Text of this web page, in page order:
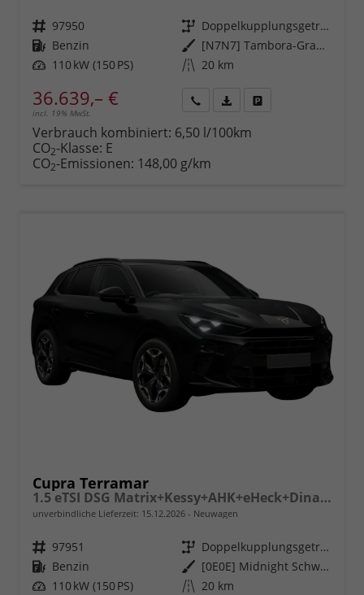
Fahrzeugnr. 97950 Getriebe
Doppelkupplungsgetriebe (DSG)
Kraftstoff Benzin Außenfarbe
[N7N7] Tambora-Grau Metallic
Leistung 110 kW (150 PS) Kilometerstand 20 km
36.639,– €
incl. 19% MwSt.
anfordern
Datei,
Verbrauch kombiniert: 6,50 l/100km
CO2-Klasse: E
CO2-Emissionen: 148,00 g/km
Cupra Terramar
1.5 eTSI DSG Matrix+Kessy+AHK+eHeck+Dinamica+CarPlay+eHeck+GV5
unverbindliche Lieferzeit: 15.12.2026 Neuwagen
Fahrzeugnr. 97951 Getriebe
Doppelkupplungsgetriebe (DSG)
Kraftstoff Benzin Außenfarbe
[0E0E] Midnight Schwarz Metallic
Leistung 110 kW (150 PS) Kilometerstand 20 km